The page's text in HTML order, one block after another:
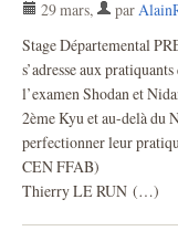
29 mars, par
Stage Départemental
s’adresse aux
l’examen Shodan et
2ème Kyu et au-delà du
perfectionner leur
CEN FFAB)
Thierry LE RUN (…)